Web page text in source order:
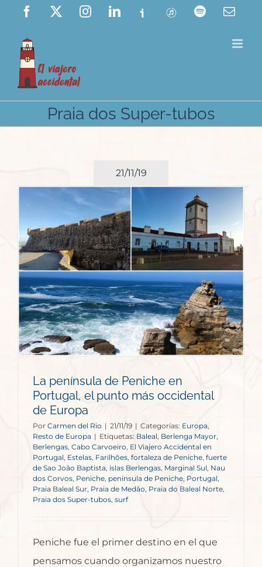
Saltar
contenido
Facebook InstagramLinkedIn
Ivoox ITunes Spotify
Praia dos Super-tubos
21/11/19
La península de Peniche en
Portugal, el punto más occidental
de Europa
Por Carmen del Rio | 21/11/19 | Categorías: Europa,
Resto de Europa | Etiquetas: Baleal Berlenga Mayor,
Berlengas, Cabo Carvoeiro, El Viajero Accidental en
Portugal Estelas, Farilhões, fortaleza de Peniche fuerte
de Sao João Baptista islas Berlengas Marginal Sul Nau
dos Corvos Peniche península de Peniche, Portugal,
Praia Baleal Sur, Praia de Medão Praia do Baleal Norte,
Praia dos Super-tubos surf
Peniche fue el primer destino en el que
pensamos cuando organizamos nuestro